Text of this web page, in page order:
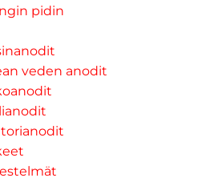
pidin
veden anodit